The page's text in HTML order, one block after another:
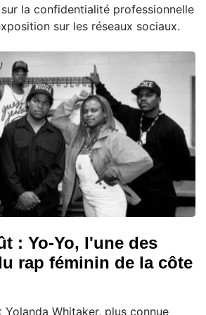
la confidentialité professionnelle
sur les réseaux sociaux.
: Yo-Yo, l'une des
rap féminin de la côte
Yolanda Whitaker, plus connue